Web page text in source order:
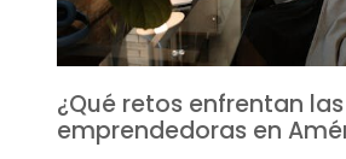
¿Qué retos enfrentan
emprendedoras en